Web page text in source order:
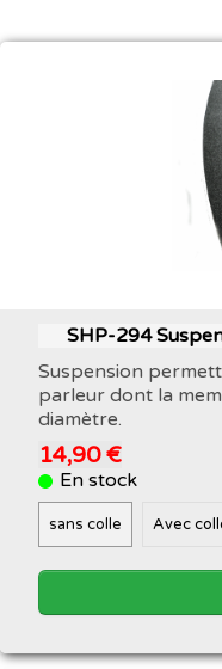
SHP-294
Suspension
parleur dont la
diamètre.
14,90 €
En stock
sans colle Avec